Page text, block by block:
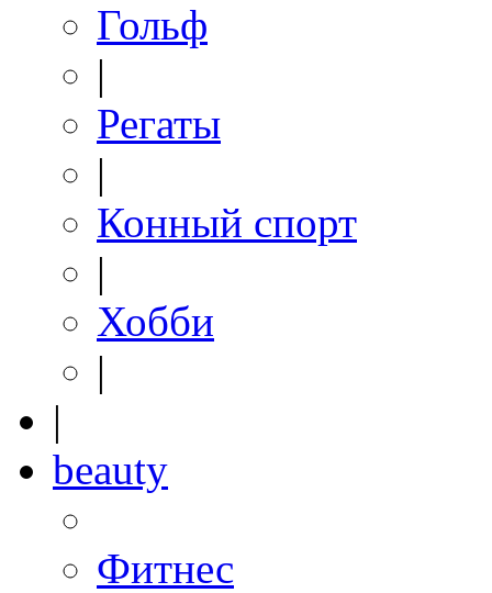
Гольф
|
Регаты
|
Конный спорт
|
Хобби
|
|
beauty
Фитнес